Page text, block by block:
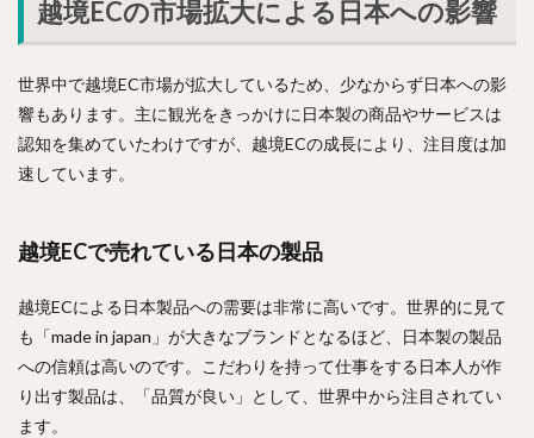
越境ECの市場拡大による日本への影響
世界中で越境EC市場が拡大しているため、少なからず日本への影
響もあります。主に観光をきっかけに日本製の商品やサービスは
認知を集めていたわけですが、越境ECの成長により、注目度は加
速しています。
越境ECで売れている日本の製品
越境ECによる日本製品への需要は非常に高いです。世界的に見て
も「made in japan」が大きなブランドとなるほど、日本製の製品
への信頼は高いのです。こだわりを持って仕事をする日本人が作
り出す製品は、「品質が良い」として、世界中から注目されてい
ます。